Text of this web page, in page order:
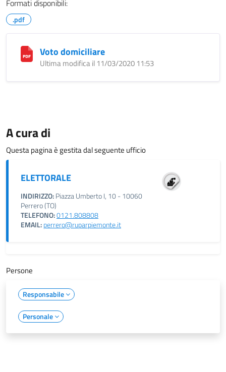
Formati disponibili:
.pdf
Voto domiciliare
Ultima modifica il 11/03/2020 11:53
A cura di
Questa pagina è gestita dal seguente ufficio
ELETTORALE
INDIRIZZO:Piazza Umberto I, 10 - 10060
Perrero (TO)
TELEFONO:0121.808808
EMAIL:perrero@ruparpiemonte.it
Persone
Responsabile
Personale